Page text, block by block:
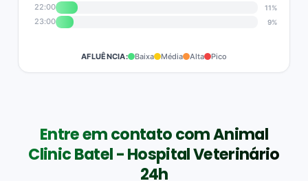
22:00 11%
23:00 9%
AFLUÊNCIA: Baixa Média Alta Pico
Entre em contato com Animal
Clinic Batel - Hospital Veterinário
24h